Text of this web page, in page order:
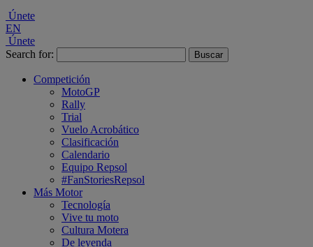
Únete
EN
Únete
Search for:
Competición
MotoGP
Rally
Trial
Vuelo Acrobático
Clasificación
Calendario
Equipo Repsol
#FanStoriesRepsol
Más Motor
Tecnología
Vive tu moto
Cultura Motera
De leyenda